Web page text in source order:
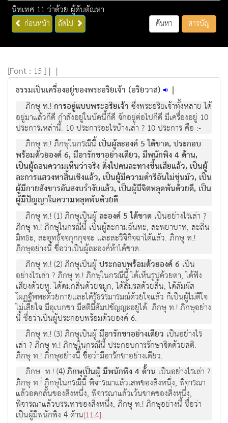
นิทเทศ 11 ว่าด้วย ผู้ดับตัณหา
ก่อนหน้า ถัดไป ค้นหา สารบัญ
[Font : 15 ] | |
ธรรมเป็นเครื่องอยู่ของพระอริยเจ้า (อริยวาส) |
ภิกษุ ท.!การอยู่แบบพระอริยเจ้า ซึ่งพระอริยเจ้าทั้งหลาย ได้
อยู่มาแล้วก็ดี กำลังอยู่ในบัดนี้ก็ดี จักอยู่ต่อไปก็ดี มีเครื่องอยู่ 10
ประการเหล่านี้. 10 ประการอะไรบ้างเล่า ? 10 ประการ คือ :-
ภิกษุ ท.! ภิกษุในกรณีนี้ เป็นผู้ละองค์ 5 ได้ขาด, ประกอบ
พร้อมด้วยองค์ 6, มีอารักขาอย่างเดียว, มีพนักพิง 4 ด้าน,
เป็นผู้ถอนความเห็นว่าจริง ดิ่งไปคนละทางขึ้นเสียแล้ว, เป็นผู้
ละการแสวงหาสิ้นเชิงแล้ว, เป็นผู้มีความดำริอันไม่ขุ่นมัว, เป็น
ผู้มีกายสังขารอันสงบรำงับแล้ว, เป็นผู้มีจิตหลุดพ้นด้วยดี, เป็น
ผู้มีปัญญาในความหลุดพ้นด้วยดี.
ภิกษุ ท.! (1) ภิกษุเป็นผู้ละองค์ 5 ได้ขาด เป็นอย่างไรเล่า ?
ภิกษุ ท.! ภิกษุในกรณีนี้ เป็นผู้ละกามฉันทะ, ละพยาบาท, ละถิ่น
มิทธะ, ละอุทธัจจกุกกุจจะ และละวิจิกิจฉาได้แล้ว. ภิกษุ ท.!
ภิกษุอย่างนี้ ชื่อว่าเป็นผู้ละองค์ห้าได้ขาด.
ภิกษุ ท.! (2) ภิกษุเป็นผู้ประกอบพร้อมด้วยองค์ 6 เป็น
อย่างไรเล่า ? ภิกษุ ท.! ภิกษุในกรณีนี้ ได้เห็นรูปด้วยตา, ได้ฟัง
เสียงด้วยหู. ได้ดมกลิ่นด้วยจมูก, ได้ลิ้มรสด้วยลิ้น, ได้สัมผัส
โผฏฐัพพะด้วยกายและได้รู้ธรรมารมณ์ด้วยใจแล้ว ก็เป็นผู้ไม่ดีใจ
ไม่เสียใจ มีอุเบกขา มีสติมีสัมปชัญญะอยู่ได้. ภิกษุ ท.! ภิกษุอย่าง
นี้ ชื่อว่าเป็นผู้ประกอบพร้อมด้วยองค์ 6.
ภิกษุ ท.! (3) ภิกษุเป็นผู้มีอารักขาอย่างเดียว เป็นอย่างไร
เล่า ? ภิกษุ ท.! ภิกษุในกรณีนี้ ประกอบการรักษาจิตด้วยสติ.
ภิกษุ ท.! ภิกษุอย่างนี้ ชื่อว่ามีอารักขาอย่างเดียว.
ภิกษ ุ ท.! (4)ภิกษุเป็นผู้ มีพนักพิง 4 ด้้านเป็นอย่างไรเล่า ?
ภิกษุ ท.! ภิกษุในกรณีนี้ พิจารณาแล้วเสพของสิ่งหนึ่ง, พิจารณา
แล้วอดกลั้นของสิ่งหนึ่ง, พิจารณาแล้วเว้นขาดของสิ่งหนึ่ง,
พิจารณาแล้วบรรเทาของสิ่งหนึ่ง, ภิกษุ ท.! ภิกษุอย่างนี้ ชื่อว่า
เป็นผู้มีพนักพิง 4 ด้าน[11.4].